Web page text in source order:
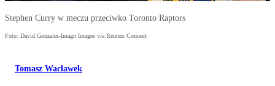
Stephen Curry w meczu przeciwko Toronto Raptors
Foto: David Gonzales-Imagn Images via Reuters Connect
Tomasz Wacławek